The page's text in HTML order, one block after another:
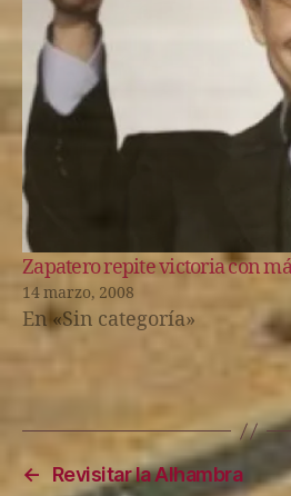
Zapatero repite victoria con
14 marzo, 2008
En «Sin categoría»
←
Revisitar la Alhambra